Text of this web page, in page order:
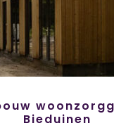
Bieduinen